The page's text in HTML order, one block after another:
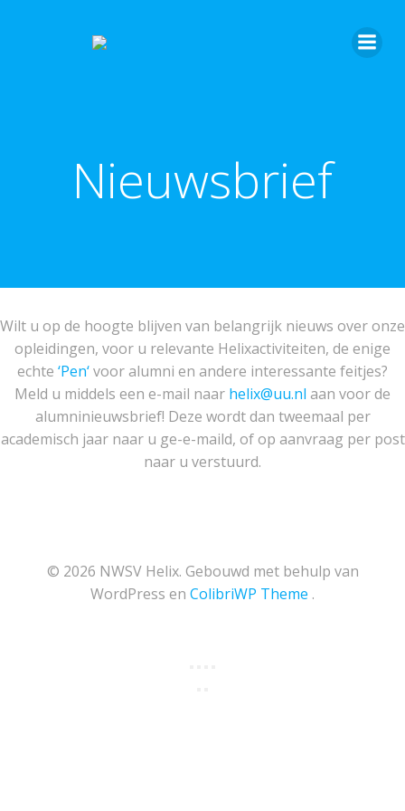
Nieuwsbrief
Wilt u op de hoogte blijven van belangrijk nieuws over onze
opleidingen, voor u relevante Helixactiviteiten, de enige
echte ‘Pen‘voor alumni en andere interessante feitjes?
Meld u middels een e-mail naar helix@uu.nl aan voor de
alumninieuwsbrief! Deze wordt dan tweemaal per
academisch jaar naar u ge-e-maild, of op aanvraag per post
naar u verstuurd.
© 2026 NWSV Helix. Gebouwd met behulp van
WordPress en ColibriWP Theme .